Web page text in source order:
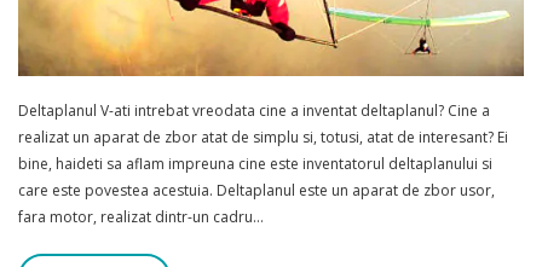
Deltaplanul V-ati intrebat vreodata cine a inventat deltaplanul? Cine a
realizat un aparat de zbor atat de simplu si, totusi, atat de interesant? Ei
bine, haideti sa aflam impreuna cine este inventatorul deltaplanului si
care este povestea acestuia. Deltaplanul este un aparat de zbor usor,
fara motor, realizat dintr-un cadru…